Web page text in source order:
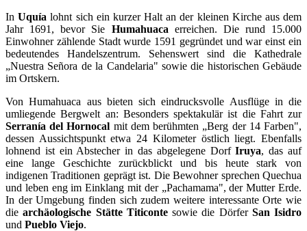
InUquía lohnt sich ein kurzer Halt an der kleinen Kirche aus dem
Jahr 1691, bevor Sie Humahuaca erreichen. Die rund 15.000
Einwohner zählende Stadt wurde 1591 gegründet und war einst ein
bedeutendes Handelszentrum. Sehenswert sind die Kathedrale
„Nuestra Señora de la Candelaria" sowie die historischen Gebäude
im Ortskern.
Von Humahuaca aus bieten sich eindrucksvolle Ausflüge in die
umliegende Bergwelt an: Besonders spektakulär ist die Fahrt zur
Serranía del Hornocal mit dem berühmten „Berg der 14 Farben",
dessen Aussichtspunkt etwa 24 Kilometer östlich liegt. Ebenfalls
lohnend ist ein Abstecher in das abgelegene DorfIruya, das auf
eine lange Geschichte zurückblickt und bis heute stark von
indigenen Traditionen geprägt ist. Die Bewohner sprechen Quechua
und leben eng im Einklang mit der „Pachamama", der Mutter Erde.
In der Umgebung finden sich zudem weitere interessante Orte wie
diearchäologische Stätte Titicontesowie die Dörfer San Isidro
und Pueblo Viejo.